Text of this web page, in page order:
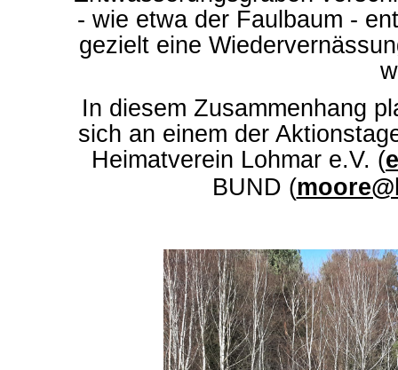
- wie etwa der Faulbaum -
gezielt eine
In diesem Zusammenhang
sich an einem der
Heimatverein Lohmar e.V. (
BUND (